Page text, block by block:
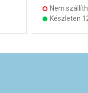
Nem
Készleten